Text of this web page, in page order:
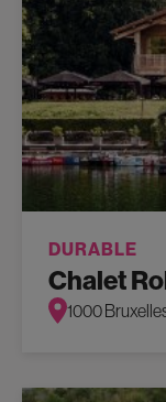
DURABLE
Chalet
1000